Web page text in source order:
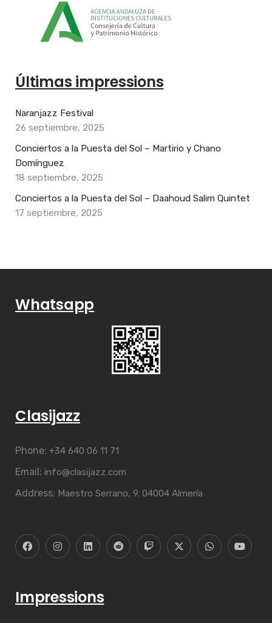
Últimas impressions
Naranjazz Festival
26 septiembre, 2025
Conciertos a la Puesta del Sol – Martirio y Chano
Domínguez
18 septiembre, 2025
Conciertos a la Puesta del Sol – Daahoud Salim Quintet
17 septiembre, 2025
Whatsapp
Clasijazz
Phone: +34 640 06 11 71
Email: info@clasijazz.com
Address: Maestro Serrano, 9. 04004 Almería
Impressions